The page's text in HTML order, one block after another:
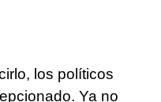
los políticos
Ya no